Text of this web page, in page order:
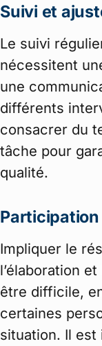
Suivi et
Le suivi
nécessitent
une
différents
consacrer du
tâche pour
qualité.
Impliquer le
l’élaboration
être difficile,
certaines
situation. Il